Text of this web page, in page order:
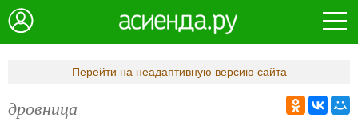
Перейти на неадаптивную версию сайта
дровница